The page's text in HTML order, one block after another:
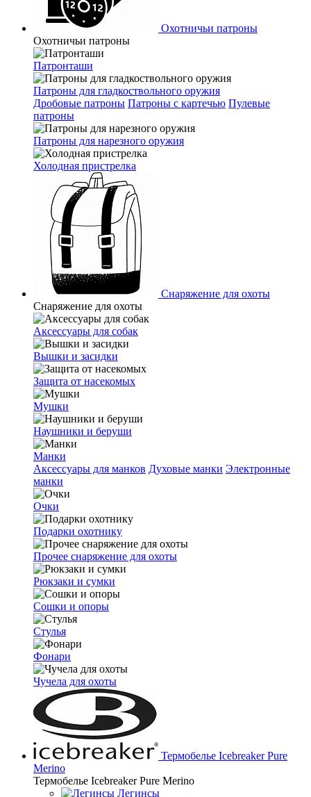
Охотничьи патроны
Охотничьи патроны
Патронташи
Патроны для гладкоствольного оружия
Дробовые патроны Патроны с картечью Пулевые
патроны
Патроны для нарезного оружия
Холодная пристрелка
Снаряжение для охоты
Снаряжение для охоты
Аксессуары для собак
Вышки и засидки
Защита от насекомых
Мушки
Наушники и беруши
Манки
Аксессуары для манков Духовые манки Электронные
манки
Очки
Подарки охотнику
Прочее снаряжение для охоты
Рюкзаки и сумки
Сошки и опоры
Стулья
Фонари
Чучела для охоты
Термобелье Icebreaker Pure
Merino
Термобелье Icebreaker Pure Merino
Легинсы